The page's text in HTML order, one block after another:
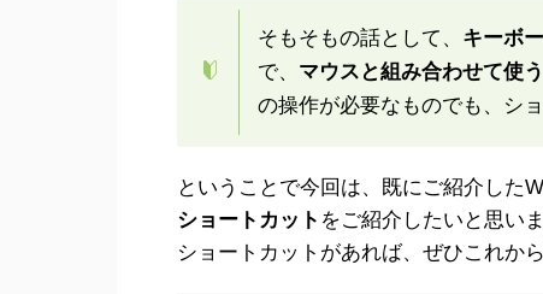
そもそもの話として、 キーボ
で、 マウスと組み合わせて使
の操作が必要なものでも、シ
ということで今回は、既にご紹介した
ショートカット をご紹介したいと思い
ショートカットがあれば、ぜひこれか